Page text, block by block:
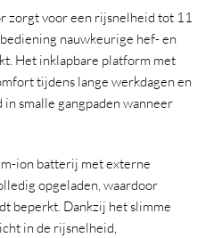
zorgt voor een rijsnelheid tot 11
nauwkeurige hef- en
Het inklapbare platform met
tijdens lange werkdagen en
smalle gangpaden wanneer
ion batterij met externe
opgeladen, waardoor
beperkt. Dankzij het slimme
in de rijsnelheid,